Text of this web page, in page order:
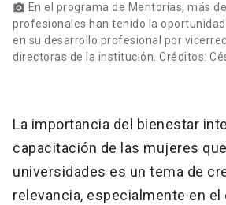
photo_camera En el programa de Mentorías, más
profesionales han tenido la
en su desarrollo profesional por
directoras de la institución. Créditos:
La importancia del bienestar
capacitación de las mujeres
universidades es un tema de
relevancia, especialmente en el